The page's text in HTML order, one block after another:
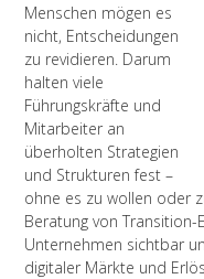
Menschen mögen es
nicht, Entscheidungen
zu revidieren. Darum
halten viele
Führungskräfte und
Mitarbeiter an
überholten Strategien
und Strukturen fest –
ohne es zu wollen oder
Beratung von
Unternehmen sichtbar
digitaler Märkte und